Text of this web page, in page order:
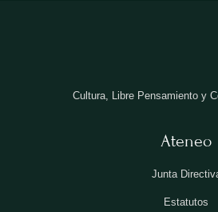
Cultura, Libre Pensamiento y
Ateneo
Junta
Estatutos